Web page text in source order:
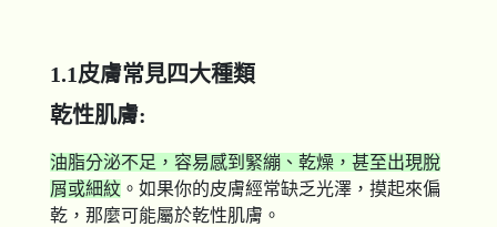
1.1皮膚常見四大種類
乾性肌膚:
油脂分泌不足，容易感到緊繃、乾燥，甚至出現脫
屑或細紋 。如果你的皮膚經常缺乏光澤，摸起來偏
乾，那麼可能屬於乾性肌膚。